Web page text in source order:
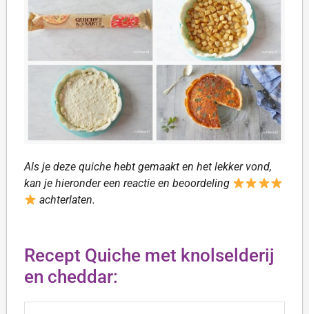
Als je deze quiche hebt gemaakt en het lekker vond,
kan je hieronder een reactie en beoordeling
achterlaten.
Recept Quiche met knolselderij
en cheddar: